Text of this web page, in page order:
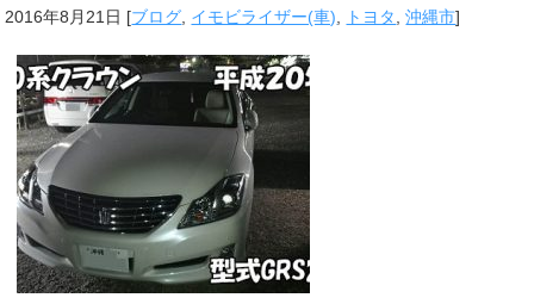
2016年8月21日 [ブログ イモビライザー(車) トヨタ ,沖縄市]